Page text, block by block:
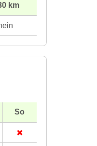
km
So